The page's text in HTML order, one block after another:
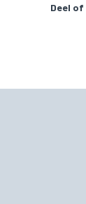
Deel